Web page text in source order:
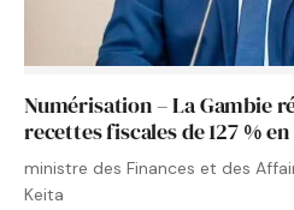
Numérisation – La Gambie
recettes fiscales de 127 %
ministre des Finances et des
Keita